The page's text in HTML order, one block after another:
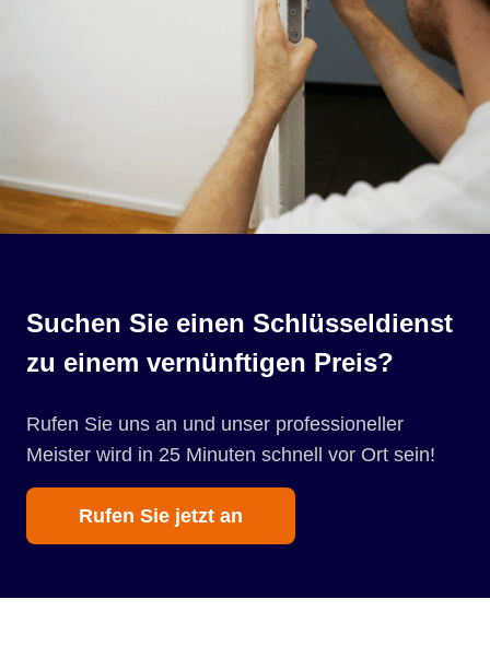
Suchen Sie einen Schlüsseldienst
zu einem vernünftigen Preis?
Rufen Sie uns an und unser professioneller
Meister wird in 25 Minuten schnell vor Ort sein!
Rufen Sie jetzt an